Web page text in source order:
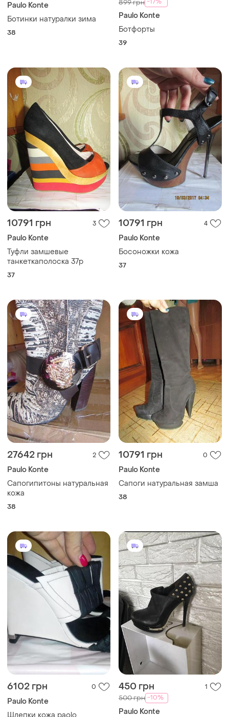
Paulo Konte
Ботинки натуралки зима
38
899 грн -17%
Paulo Konte
Ботфорты
39
10791 грн 3
Paulo Konte
Туфли замшевые
танкеткаполоска 37р
37
10791 грн 4
Paulo Konte
Босоножки кожа
37
27642 грн 2
Paulo Konte
Сапогипитоны натуральная
кожа
38
10791 грн 0
Paulo Konte
Сапоги натуральная замша
38
6102 грн 0
Paulo Konte
450 грн 1
500 грн -10%
Paulo Konte